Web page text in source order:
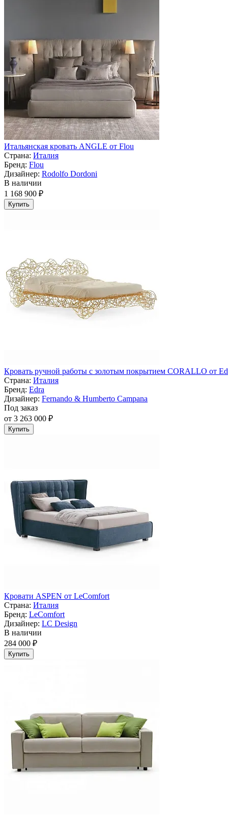
Итальянская кровать ANGLE от Flou
Страна: Италия
Бренд: Flou
Дизайнер: Rodolfo Dordoni
В наличии
1 168 900 ₽
Купить
Кровать ручной работы с золотым покрытием CORALLO от
Страна: Италия
Бренд: Edra
Дизайнер: Fernando & Humberto Campana
Под заказ
от 3 263 000 ₽
Купить
Кровати ASPEN от LeComfort
Страна: Италия
Бренд: LeComfort
Дизайнер: LC Design
В наличии
284 000 ₽
Купить